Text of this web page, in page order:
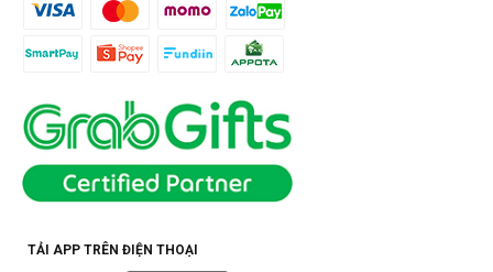
TẢI APP TRÊN ĐIỆN THOẠI